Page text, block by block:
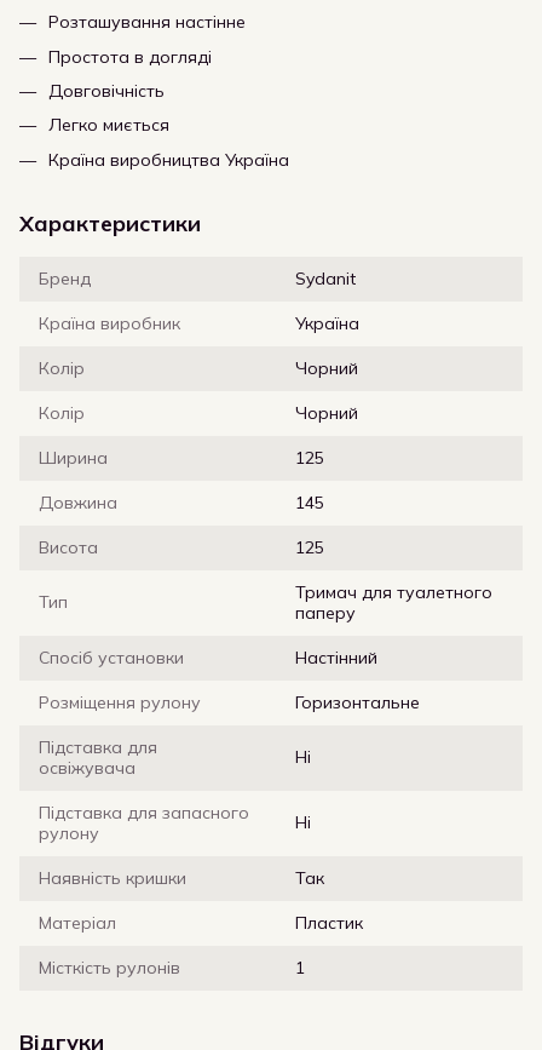
Розташування настінне
Простота в догляді
Довговічність
Легко миється
Країна виробництва Україна
Характеристики
Бренд Sydanit
Країна виробник Україна
Колір Чорний
Колір Чорний
Ширина 125
Довжина 145
Висота 125
Тип
Тримач для туалетного
паперу
Спосіб установки Настінний
Розміщення рулону Горизонтальне
Підставка для
освіжувача
Ні
Підставка для запасного
рулону
Ні
Наявність кришки Так
Матеріал Пластик
Місткість рулонів 1
Відгуки